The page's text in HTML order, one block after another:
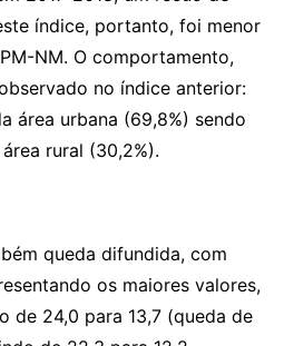
índice, portanto, foi menor
NM. O comportamento,
no índice anterior:
área urbana (69,8%) sendo
rural (30,2%).
queda difundida, com
os maiores valores,
de 24,0 para 13,7 (queda de